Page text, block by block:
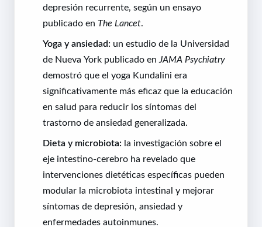
depresión recurrente, según un ensayo
publicado en The Lancet
Yoga y ansiedad: un estudio de la Universidad
de Nueva York publicado en JAMA Psychiatry
demostró que el yoga Kundalini era
significativamente más eficaz que la educación
en salud para reducir los síntomas del
trastorno de ansiedad generalizada.
Dieta y microbiota: la investigación sobre el
eje intestino-cerebro ha revelado que
intervenciones dietéticas específicas pueden
modular la microbiota intestinal y mejorar
síntomas de depresión, ansiedad y
enfermedades autoinmunes.